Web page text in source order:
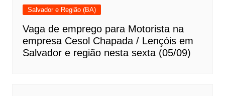
Salvador e Região (BA)
Vaga de emprego para Motorista na
empresa Cesol Chapada / Lençóis em
Salvador e região nesta sexta (05/09)